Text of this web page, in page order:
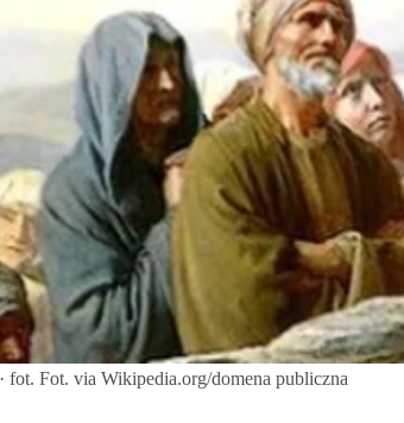
· fot. Fot. via Wikipedia.org/domena publiczna